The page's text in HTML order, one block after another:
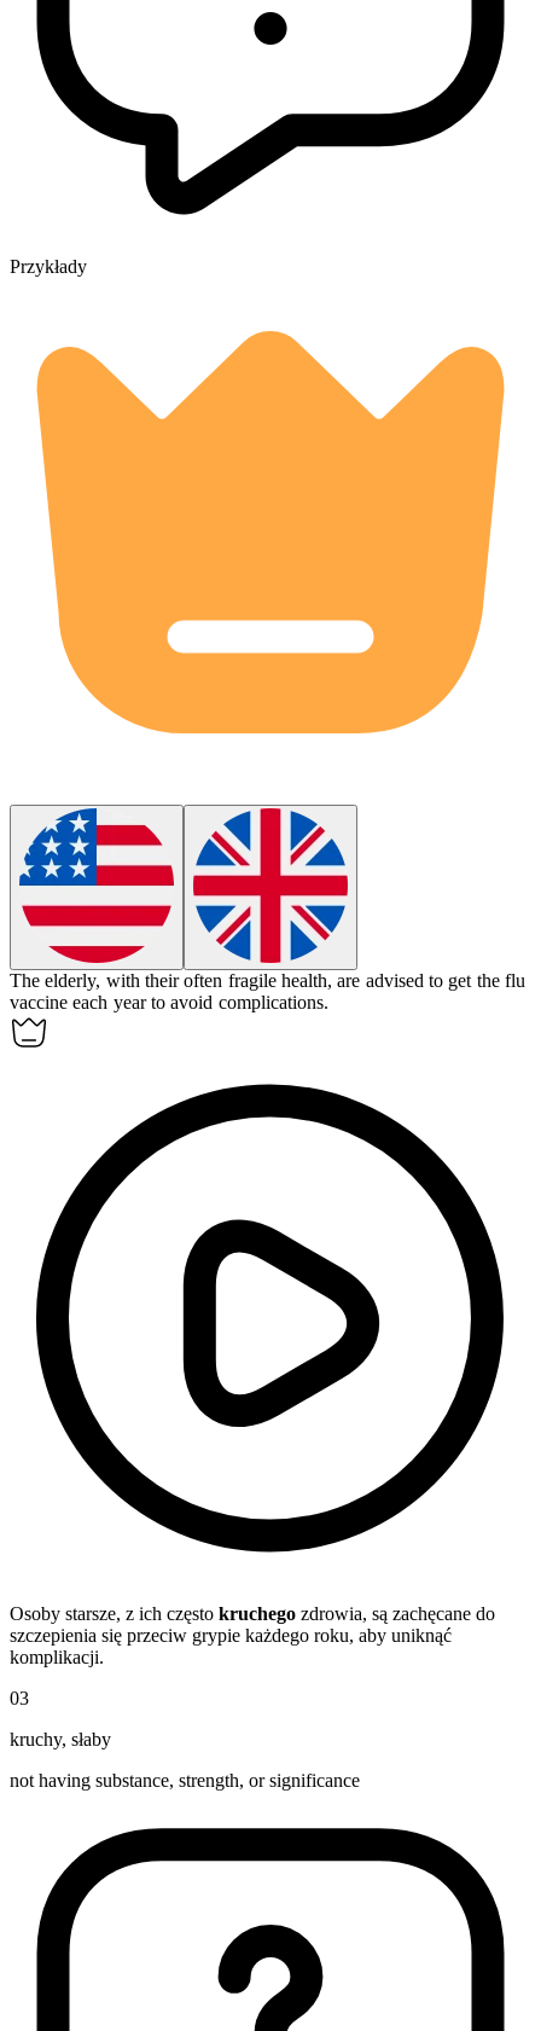
Przykłady
The elderly, with their often fragile health, are advised to get the flu
vaccine each year to avoid complications.
Osoby starsze, z ich często kruchego zdrowia, są zachęcane do
szczepienia się przeciw grypie każdego roku, aby uniknąć
komplikacji.
03
kruchy, słaby
not having substance, strength, or significance